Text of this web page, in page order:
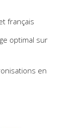
français
optimal sur
en